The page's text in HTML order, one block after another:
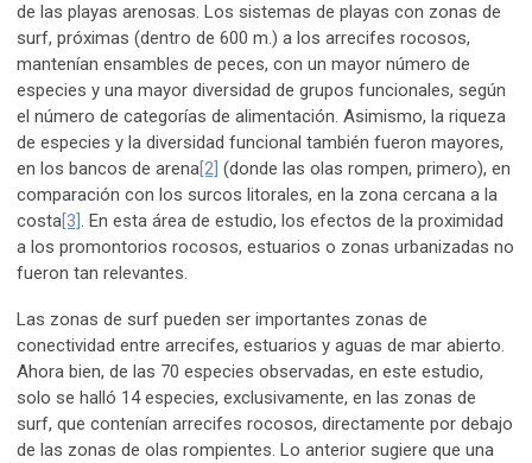
de las playas arenosas. Los sistemas de playas con zonas de
surf, próximas (dentro de 600 m.) a los arrecifes rocosos,
mantenían ensambles de peces, con un mayor número de
especies y una mayor diversidad de grupos funcionales, según
el número de categorías de alimentación. Asimismo, la riqueza
de especies y la diversidad funcional también fueron mayores,
en los bancos de arena [2] (donde las olas rompen, primero), en
comparación con los surcos litorales, en la zona cercana a la
costa [3] . En esta área de estudio, los efectos de la proximidad
a los promontorios rocosos, estuarios o zonas urbanizadas no
fueron tan relevantes.
Las zonas de surf pueden ser importantes zonas de
conectividad entre arrecifes, estuarios y aguas de mar abierto.
Ahora bien, de las 70 especies observadas, en este estudio,
solo se halló 14 especies, exclusivamente, en las zonas de
surf, que contenían arrecifes rocosos, directamente por debajo
de las zonas de olas rompientes. Lo anterior sugiere que una